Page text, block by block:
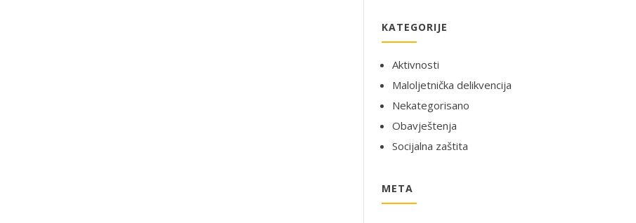
KATEGORIJE
Aktivnosti
Maloljetnička delikvencija
Nekategorisano
Obavještenja
Socijalna zaštita
META